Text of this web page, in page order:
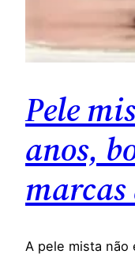
Pele
anos,
marcas
A pele mista não